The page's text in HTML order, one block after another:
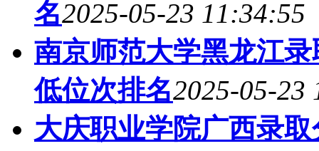
名2025-05-23 11:34:55
南京师范大学黑龙江
低位次排名2025-05-23
大庆职业学院广西录